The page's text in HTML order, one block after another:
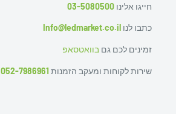
חייגו אלינו 03-5080500
כתבו לנו Info@ledmarket.co.il
זמינים לכם גם בוואטסאפ
שירות לקוחות ומעקב הזמנות052-7986961